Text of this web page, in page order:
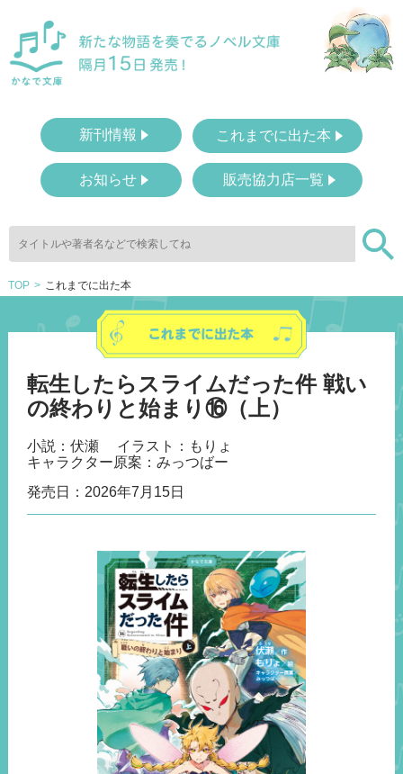
新刊情報 これまでに出た本
お知らせ 販売協力店一覧
TOP これまでに出た本
転生したらスライムだった件 戦い
の終わりと始まり⑯（上）
小説：伏瀬
イラスト：もりょ
キャラクター原案：みっつばー
発売日： 2026年7月15日